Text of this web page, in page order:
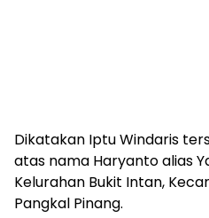
Dikatakan Iptu Windaris
atas nama Haryanto alias
Kelurahan Bukit Intan,
Pangkal Pinang.